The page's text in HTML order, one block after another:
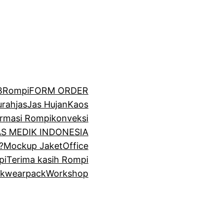
FORM ORDER
jasJas HujanKaos
Rompikonveksi
MEDIK INDONESIA
Mockup JaketOffice
Terima kasih Rompi
wearpackWorkshop